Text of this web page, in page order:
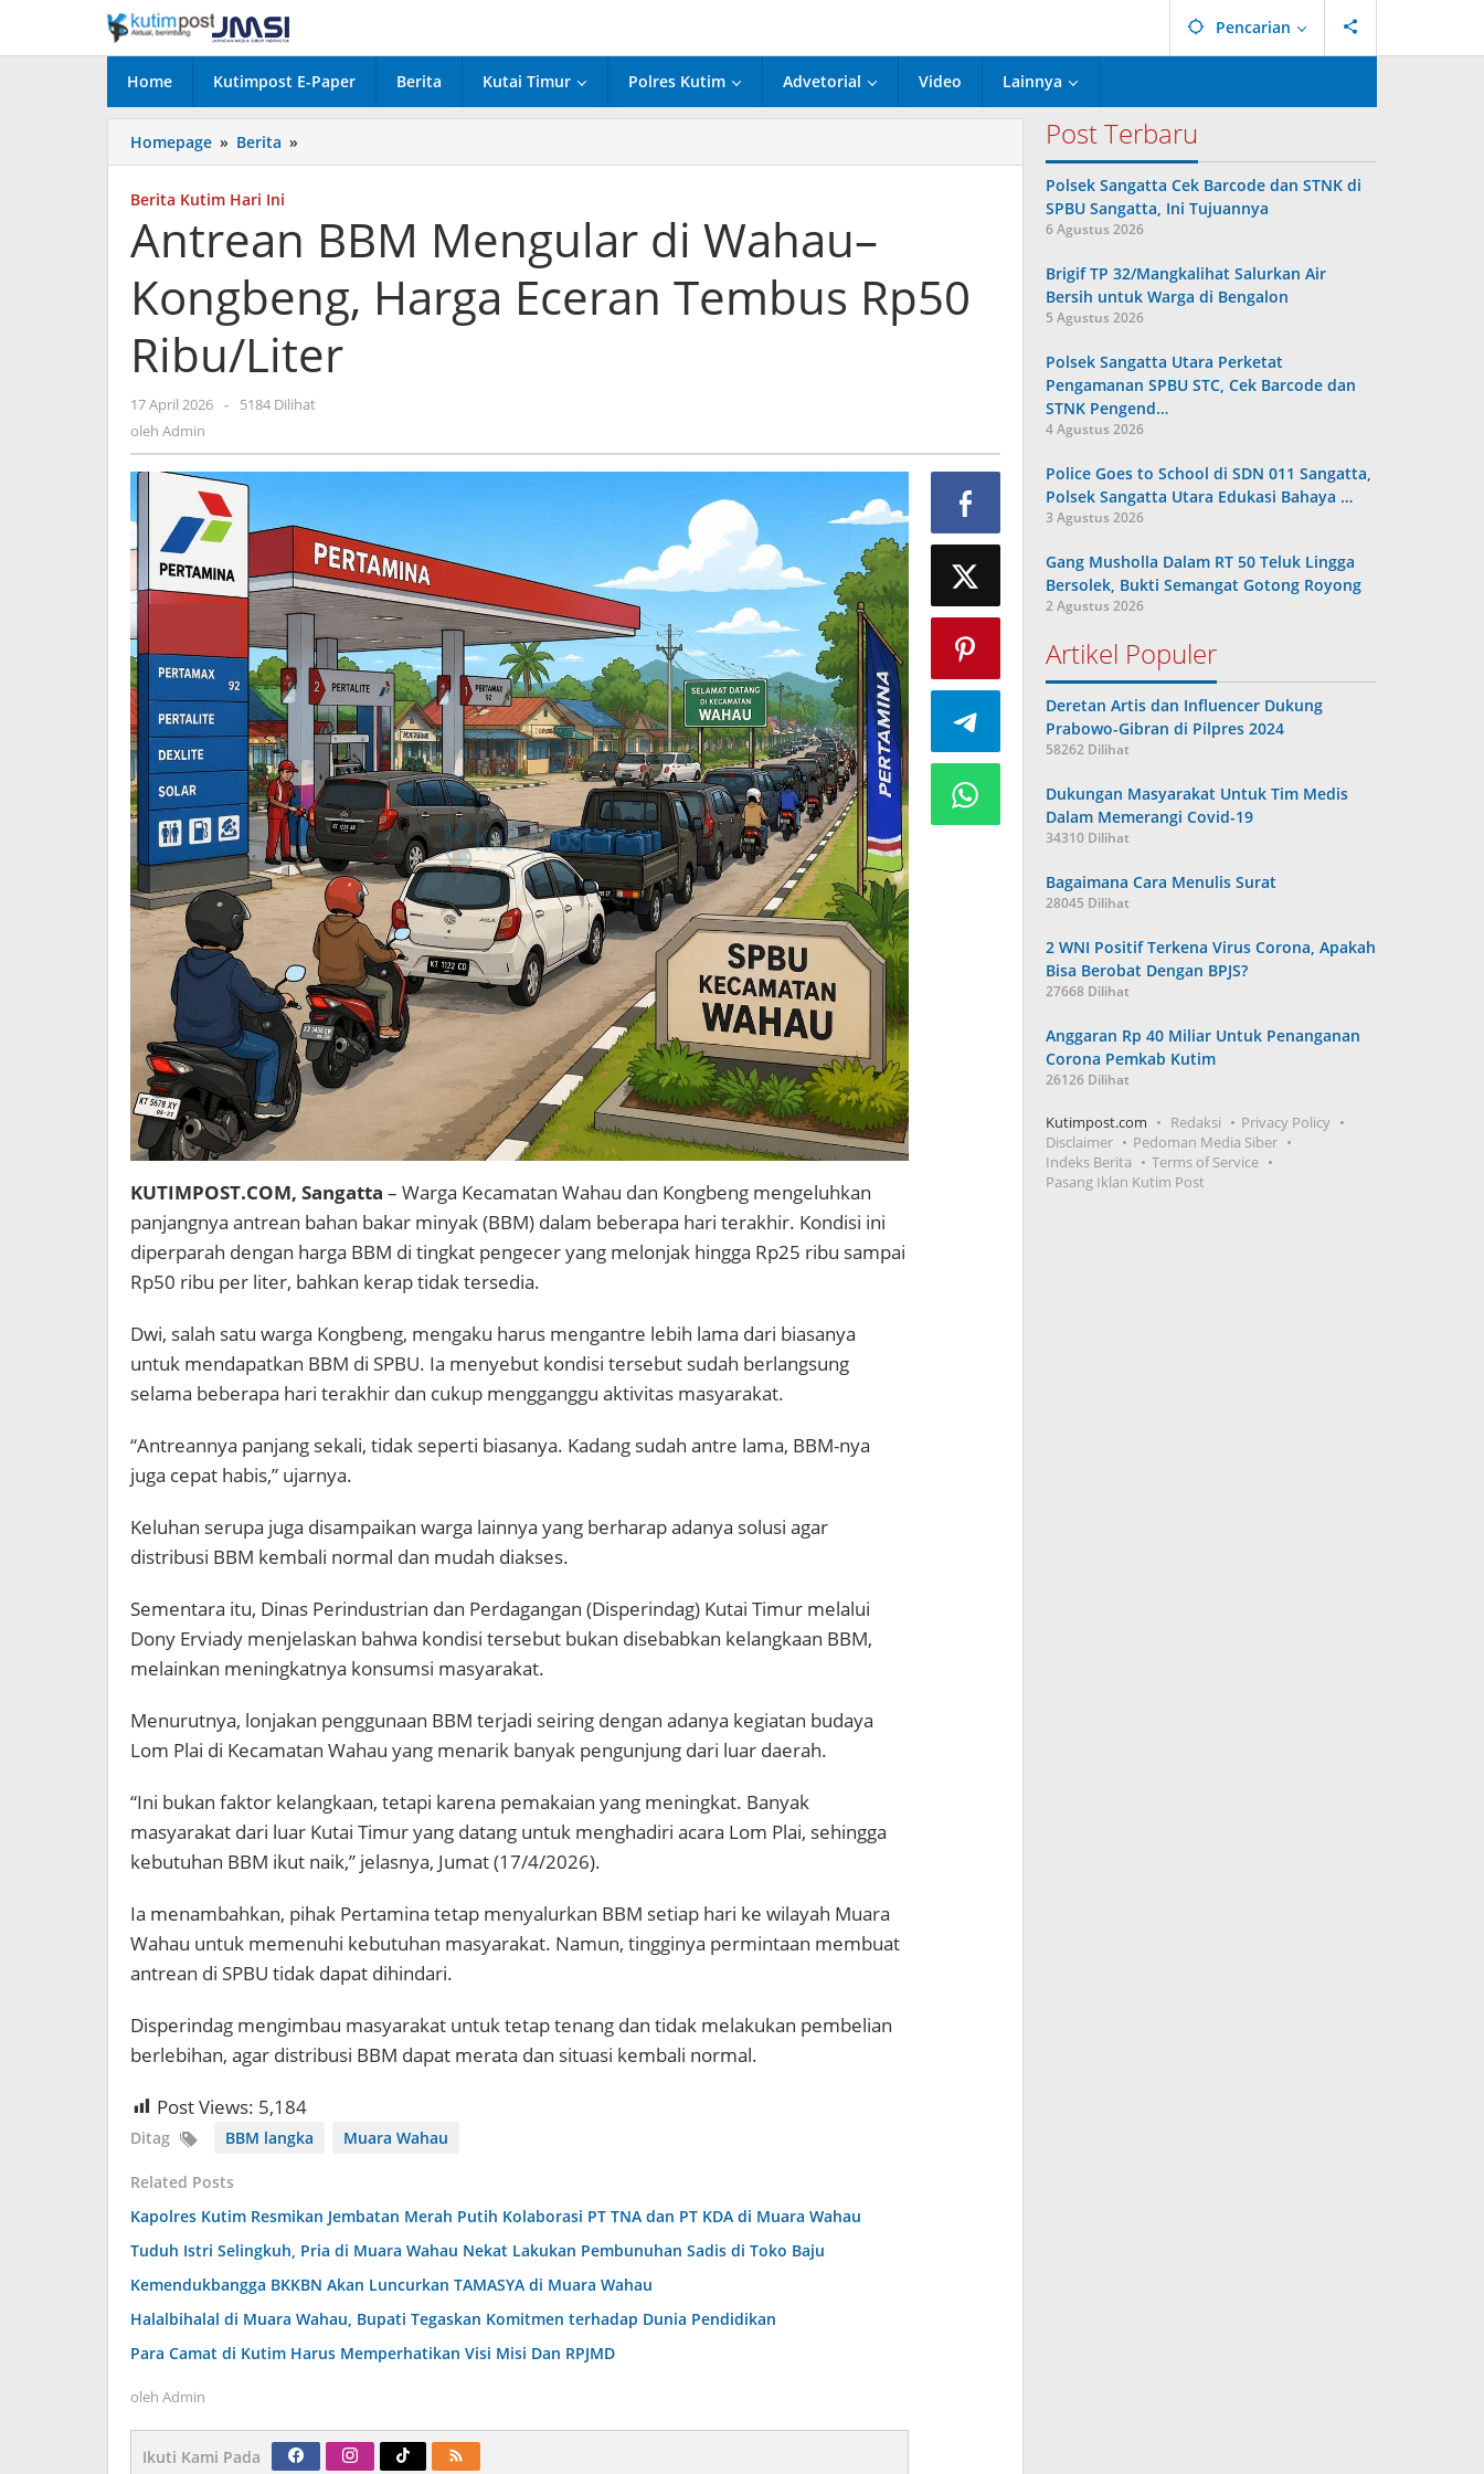
konten
Pencarian
Home Kutimpost E-Paper Berita Kutai Timur Polres Kutim Advetorial Video Lainnya
Homepage » Berita »
BBM
Wahau–
Kongbeng,
Eceran
Tembus
Rp50
Ribu/Liter
Berita Kutim Hari Ini
Antrean BBM Mengular di Wahau–
Kongbeng, Harga Eceran Tembus Rp50
Ribu/Liter
17 April 2026 oleh
-
5184 Dilihat
oleh Admin
KUTIMPOST.COM, Sangatta – Warga Kecamatan Wahau dan Kongbeng mengeluhkan
panjangnya antrean bahan bakar minyak (BBM) dalam beberapa hari terakhir. Kondisi ini
diperparah dengan harga BBM di tingkat pengecer yang melonjak hingga Rp25 ribu sampai
Rp50 ribu per liter, bahkan kerap tidak tersedia.
Dwi, salah satu warga Kongbeng, mengaku harus mengantre lebih lama dari biasanya
untuk mendapatkan BBM di SPBU. Ia menyebut kondisi tersebut sudah berlangsung
selama beberapa hari terakhir dan cukup mengganggu aktivitas masyarakat.
“Antreannya panjang sekali, tidak seperti biasanya. Kadang sudah antre lama, BBM-nya
juga cepat habis,” ujarnya.
Keluhan serupa juga disampaikan warga lainnya yang berharap adanya solusi agar
distribusi BBM kembali normal dan mudah diakses.
Sementara itu, Dinas Perindustrian dan Perdagangan (Disperindag) Kutai Timur melalui
Dony Erviady menjelaskan bahwa kondisi tersebut bukan disebabkan kelangkaan BBM,
melainkan meningkatnya konsumsi masyarakat.
Menurutnya, lonjakan penggunaan BBM terjadi seiring dengan adanya kegiatan budaya
Lom Plai di Kecamatan Wahau yang menarik banyak pengunjung dari luar daerah.
“Ini bukan faktor kelangkaan, tetapi karena pemakaian yang meningkat. Banyak
masyarakat dari luar Kutai Timur yang datang untuk menghadiri acara Lom Plai, sehingga
kebutuhan BBM ikut naik,” jelasnya, Jumat (17/4/2026).
Ia menambahkan, pihak Pertamina tetap menyalurkan BBM setiap hari ke wilayah Muara
Wahau untuk memenuhi kebutuhan masyarakat. Namun, tingginya permintaan membuat
antrean di SPBU tidak dapat dihindari.
Disperindag mengimbau masyarakat untuk tetap tenang dan tidak melakukan pembelian
berlebihan, agar distribusi BBM dapat merata dan situasi kembali normal.
Post Views: 5,184
Ditag BBM langka Muara Wahau
Related Posts
Kapolres Kutim Resmikan Jembatan Merah Putih Kolaborasi PT TNA dan PT KDA di Muara Wahau
Tuduh Istri Selingkuh, Pria di Muara Wahau Nekat Lakukan Pembunuhan Sadis di Toko Baju
Kemendukbangga BKKBN Akan Luncurkan TAMASYA di Muara Wahau
Halalbihalal di Muara Wahau, Bupati Tegaskan Komitmen terhadap Dunia Pendidikan
Para Camat di Kutim Harus Memperhatikan Visi Misi Dan RPJMD
oleh Admin
Ikuti Kami Pada
Post Terbaru
Polsek Sangatta Cek Barcode dan STNK di
SPBU Sangatta, Ini Tujuannya
6 Agustus 2026
Brigif TP 32/Mangkalihat Salurkan Air
Bersih untuk Warga di Bengalon
5 Agustus 2026
Polsek Sangatta Utara Perketat
Pengamanan SPBU STC, Cek Barcode dan
STNK Pengend…
4 Agustus 2026
Police Goes to School di SDN 011 Sangatta,
Polsek Sangatta Utara Edukasi Bahaya …
3 Agustus 2026
Gang Musholla Dalam RT 50 Teluk Lingga
Bersolek, Bukti Semangat Gotong Royong
2 Agustus 2026
Artikel Populer
Deretan Artis dan Influencer Dukung
Prabowo-Gibran di Pilpres 2024
58262 Dilihat
Dukungan Masyarakat Untuk Tim Medis
Dalam Memerangi Covid-19
34310 Dilihat
Bagaimana Cara Menulis Surat
28045 Dilihat
2 WNI Positif Terkena Virus Corona, Apakah
Bisa Berobat Dengan BPJS?
27668 Dilihat
Anggaran Rp 40 Miliar Untuk Penanganan
Corona Pemkab Kutim
26126 Dilihat
Kutimpost.com Redaksi
Privacy Policy
Disclaimer
Pedoman Media Siber
Indeks Berita
Terms of Service
Pasang Iklan Kutim Post